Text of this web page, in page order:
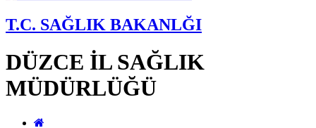
T.C. SAĞLIK BAKANLĞI
DÜZCE İL SAĞLIK
MÜDÜRLÜĞÜ